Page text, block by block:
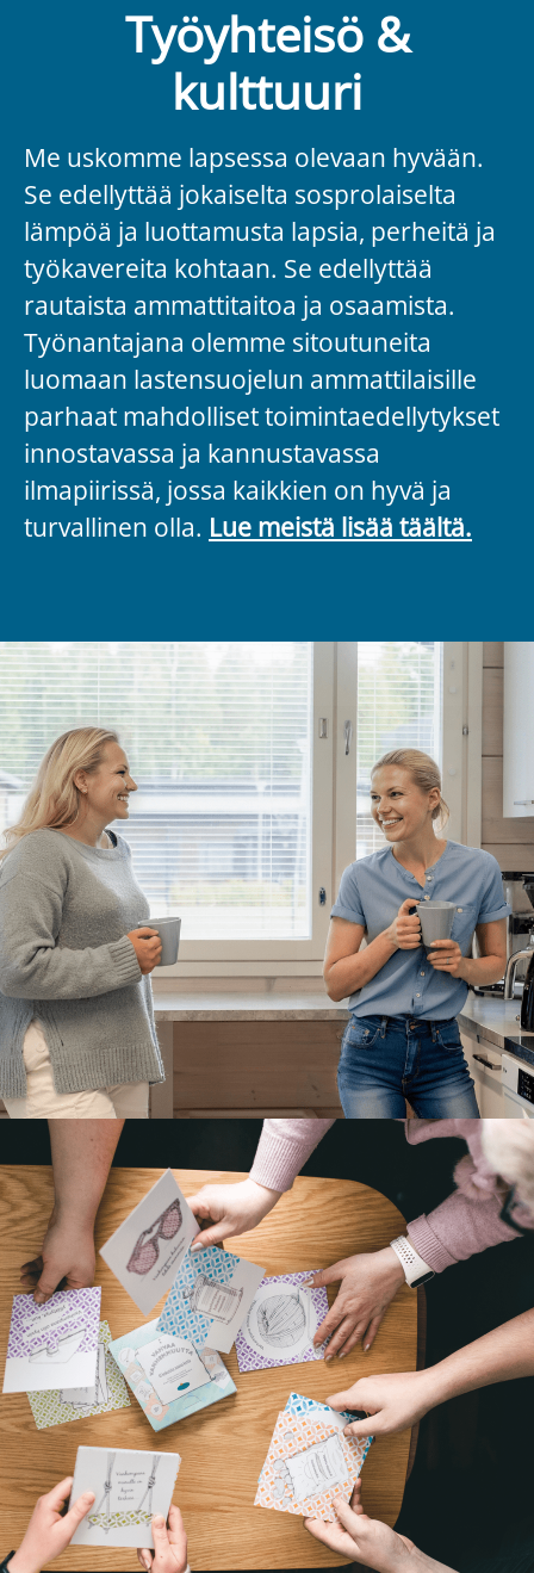
Työyhteisö &
kulttuuri
Me uskomme lapsessa olevaan hyvään.
Se edellyttää jokaiselta sosprolaiselta
lämpöä ja luottamusta lapsia, perheitä ja
työkavereita kohtaan. Se edellyttää
rautaista ammattitaitoa ja osaamista.
Työnantajana olemme sitoutuneita
luomaan lastensuojelun ammattilaisille
parhaat mahdolliset toimintaedellytykset
innostavassa ja kannustavassa
ilmapiirissä, jossa kaikkien on hyvä ja
turvallinen olla. Lue meistä lisää täältä.